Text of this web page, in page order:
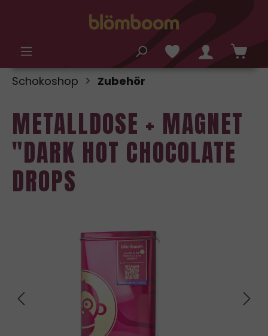
Schokoshop Zubehör
METALLDOSE + MAGNET
"DARK HOT CHOCOLATE
DROPS
Bildergalerie überspringen